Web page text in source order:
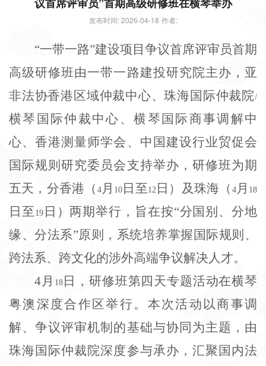
发布时间: 2026-04-18 作者:
“一带一路”建设项目争议首席评审员首期
高级研修班由一带一路建投研究院主办，亚
非法协香港区域仲裁中心、珠海国际仲裁院/
横琴国际仲裁中心、横琴国际商事调解中
心、香港测量师学会、中国建设行业贸促会
国际规则研究委员会支持举办，研修班为期
五天，分香港（ 4月 10 日至12日）及珠海（ 4月 18
日至 19日）两期举行，旨在按“分国别、分地
缘、分法系”原则，系统培养掌握国际规则、
跨法系、跨文化的涉外高端争议解决人才。
4月 18日，研修班第四天专题活动在横琴
粤澳深度合作区举行。本次活动以商事调
解、争议评审机制的基础与协同为主题，由
珠海国际仲裁院深度参与承办，汇聚国内法